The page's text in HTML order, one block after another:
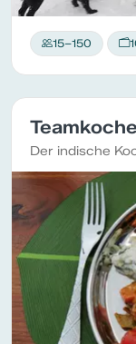
15–150
Der indische